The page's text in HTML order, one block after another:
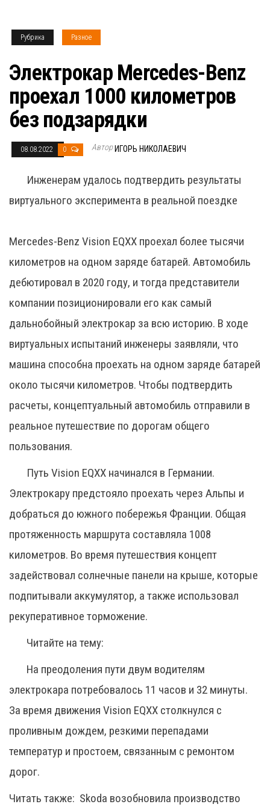
Рубрика Разное
Электрокар Mercedes-Benz
проехал 1000 километров
без подзарядки
08.08.2022 0 Автор ИГОРЬ НИКОЛАЕВИЧ
Инженерам удалось подтвердить результаты
виртуального эксперимента в реальной поездке
Mercedes-Benz Vision EQXX проехал более тысячи
километров на одном заряде батарей. Автомобиль
дебютировал в 2020 году, и тогда представители
компании позиционировали его как самый
дальнобойный электрокар за всю историю. В ходе
виртуальных испытаний инженеры заявляли, что
машина способна проехать на одном заряде батарей
около тысячи километров. Чтобы подтвердить
расчеты, концептуальный автомобиль отправили в
реальное путешествие по дорогам общего
пользования.
Путь Vision EQXX начинался в Германии.
Электрокару предстояло проехать через Альпы и
добраться до южного побережья Франции. Общая
протяженность маршрута составляла 1008
километров. Во время путешествия концепт
задействовал солнечные панели на крыше, которые
подпитывали аккумулятор, а также использовал
рекуперативное торможение.
Читайте на тему:
На преодоления пути двум водителям
электрокара потребовалось 11 часов и 32 минуты.
За время движения Vision EQXX столкнулся с
проливным дождем, резкими перепадами
температур и простоем, связанным с ремонтом
дорог.
Читать также: Skoda возобновила производство